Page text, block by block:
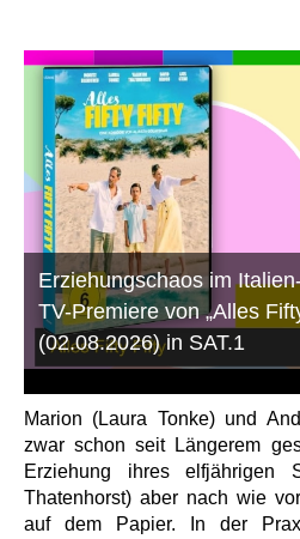
Erziehungschaos im
TV-Premiere von „Alles
(02.08.2026) in SAT.1
Marion (Laura Tonke) und
zwar schon seit Längerem
Erziehung ihres elfjährigen
Thatenhorst) aber nach wie
auf dem Papier. In der